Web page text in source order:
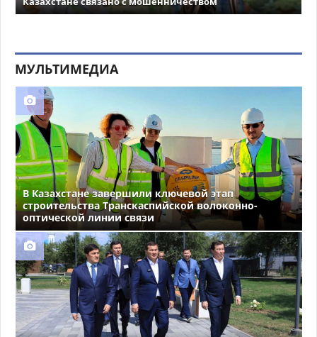
МУЛЬТИМЕДИА
В Казахстане завершили ключевой этап
строительства Транскаспийской волоконно-
оптической линии связи